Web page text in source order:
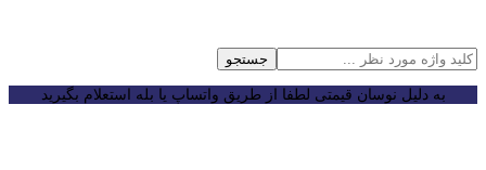
جستجو
به دلیل نوسان قیمتی لطفا از طریق واتساپ یا بله استعلام بگیرید